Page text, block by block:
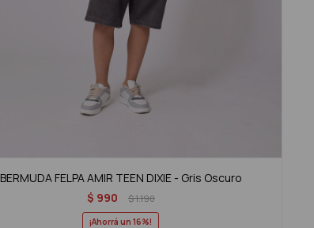
BERMUDA FELPA AMIR TEEN DIXIE - Gris Oscuro
$ 990 $1.190
16